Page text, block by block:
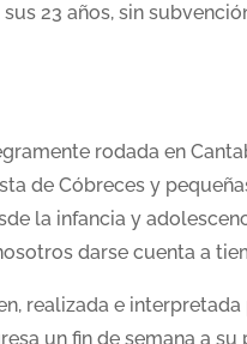
23 años, sin
rodada en
de Cóbreces y
la infancia y
darse cuenta a
realizada e
un fin de semana a